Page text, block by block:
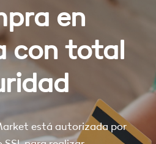
en
con total
está autorizada por